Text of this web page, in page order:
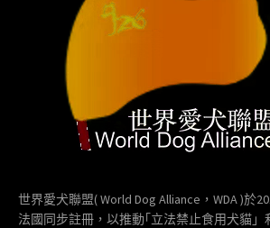
世界愛犬聯盟( World Dog Alliance，WDA )於
法國同步註冊，以推動｢立法禁止食用犬貓